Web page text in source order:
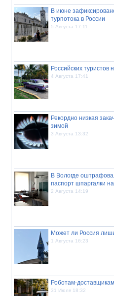
В июне
турпотока в России
5 Августа 17:11
Российских туристов
4 Августа 17:41
Рекордно низкая
зимой
3 Августа 13:32
В Вологде
паспорт шпаргалки
2 Августа 14:19
Может ли Россия
1 Августа 16:23
Роботам-
31 Июля 18:32